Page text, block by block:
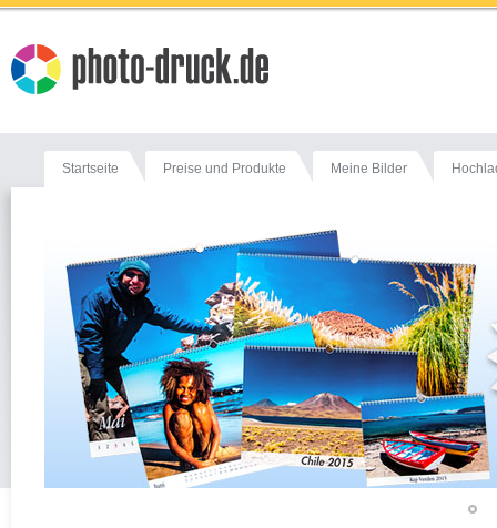
Startseite Preise und Produkte Meine Bilder